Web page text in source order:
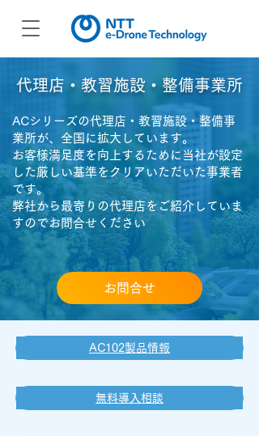
​代理店・教習施設・整備事業所
ACシリーズの代理店・教習施設・整備事
業所が、全国に拡大しています。
お客様満足度を向上するために当社が設定
した厳しい基準をクリアいただいた事業者
です。
​弊社から最寄りの代理店をご紹介していま
すのでお問合せください
お問合せ
AC102製品情報
無料導入相談